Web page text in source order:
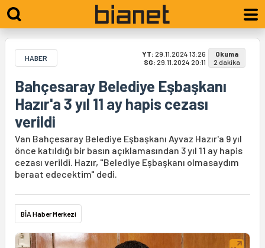
HABER YT: 29.11.2024 13:26
SG: 29.11.2024 20:11
Okuma
2 dakika
Bahçesaray Belediye Eşbaşkanı
Hazır'a 3 yıl 11 ay hapis cezası
verildi
Van Bahçesaray Belediye Eşbaşkanı Ayvaz Hazır'a 9 yıl
önce katıldığı bir basın açıklamasından 3 yıl 11 ay hapis
cezası verildi. Hazır, "Belediye Eşbaşkanı olmasaydım
beraat edecektim" dedi.
BİA Haber Merkezi